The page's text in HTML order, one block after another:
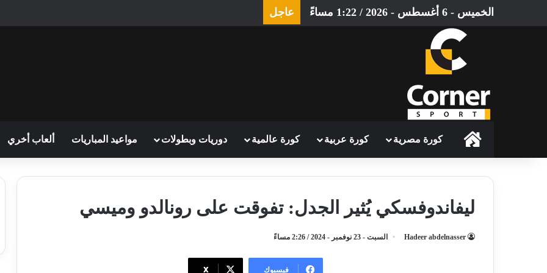
الخميس - 6 أغسطس - 2026 / 1:22 مساءً عاجل
الرئيسيةكورة مصرية كورة عربية كورة عالمية دوريات وبطولات مواعيد المباريات ألعاب أخري
ليفاندوفسكي يُثير الجدل: تفوقت على رونالدو وميسي
Hadeer abdelnasser السبت - 23 نوفمبر - 2024 / 2:26 مساءً
فيسبوك ‫X